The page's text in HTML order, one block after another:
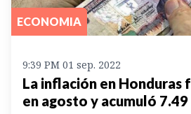
ECONOMIA
9:39 PM 01 sep. 2022
La inflación en Honduras
en agosto y acumuló 7.49